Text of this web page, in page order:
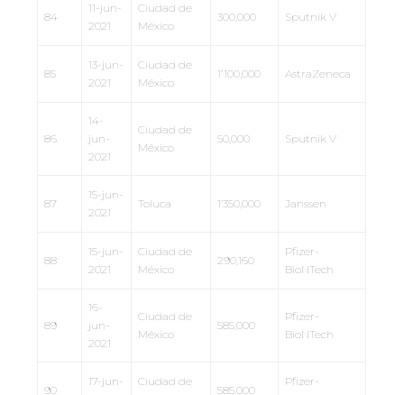
84
11-jun-
2021
Ciudad de
México
300,000 Sputnik V
85
13-jun-
2021
Ciudad de
México
1’100,000 AstraZeneca
86
14-
jun-
2021
Ciudad de
México
50,000 Sputnik V
87
15-jun-
2021
Toluca 1’350,000 Janssen
88
15-jun-
2021
Ciudad de
México
290,160
Pfizer-
BioNTech
89
16-
jun-
2021
Ciudad de
México
585,000
Pfizer-
BioNTech
90
17-jun-
Ciudad de
585,000
Pfizer-